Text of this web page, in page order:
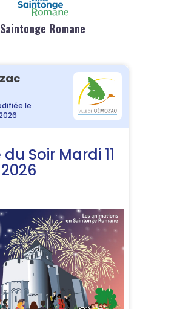
Saintonge Romane